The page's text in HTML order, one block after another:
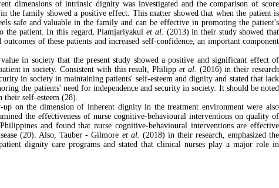
dimensions of intrinsic dignity was investigated and the comparison of score
family showed a positive effect. This matter showed that when the patient is
safe and valuable in the family and can be effective in promoting the patient's
patient. In this regard, Piamjariyakul et al. (2013) in their study showed that
of these patients and increased self-confidence, an important component
in society that the present study showed a positive and significant effect of
in society. Consistent with this result, Philipp et al. (2016) in their research
in society in maintaining patients' self-esteem and dignity and stated that lack
the patients' need for independence and security in society. It should be noted
self-esteem (28).
on the dimension of inherent dignity in the treatment environment were also
the effectiveness of nurse cognitive-behavioural interventions on quality of
and found that nurse cognitive-behavioural interventions are effective
(20). Also, Tauber ‐ Gilmore et al. (2018) in their research, emphasized the
dignity care programs and stated that clinical nurses play a major role in